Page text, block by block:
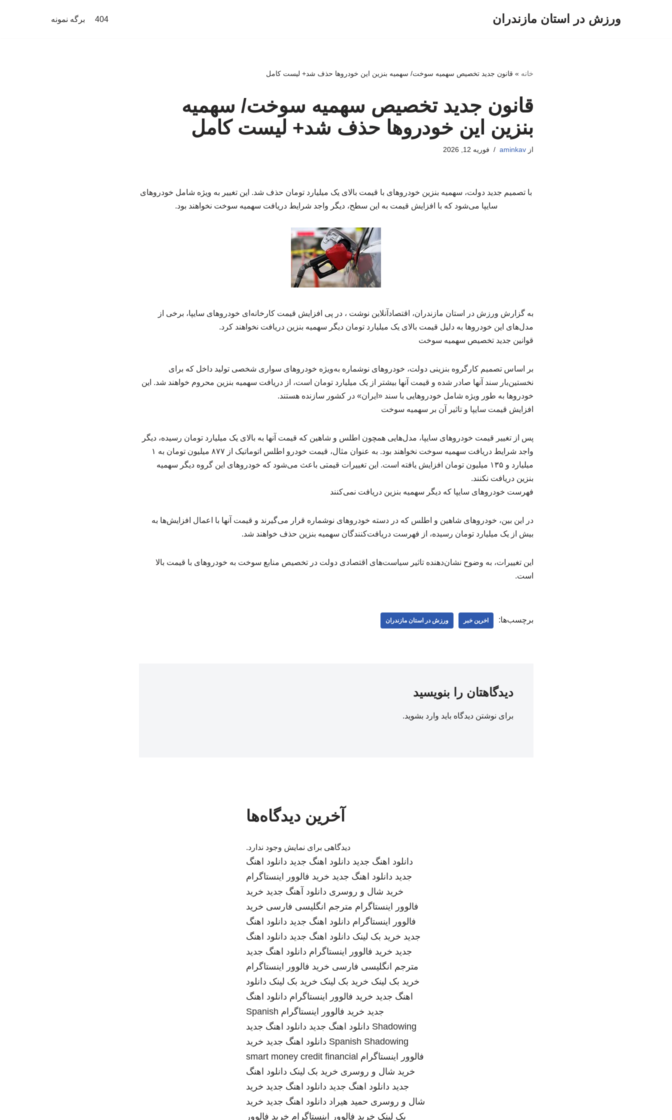
ورزش در استان مازندران 404 برگه نمونه
خانه » قانون جدید تخصیص سهمیه سوخت/ سهمیه بنزین این خودروها حذف شد+ لیست کامل
قانون جدید تخصیص سهمیه سوخت/ سهمیه
بنزین این خودروها حذف شد+ لیست کامل
ازaminkav فوریه 12, 2026
با تصمیم جدید دولت، سهمیه بنزین خودروهای با قیمت بالای یک میلیارد تومان حذف شد. این تغییر به ویژه شامل خودروهای
سایپا می‌شود که با افزایش قیمت به این سطح، دیگر واجد شرایط دریافت سهمیه سوخت نخواهند بود.
به گزارش ورزش در استان مازندران، اقتصادآنلاین نوشت ، در پی افزایش قیمت کارخانه‌ای خودروهای سایپا، برخی از
مدل‌های این خودروها به دلیل قیمت بالای یک میلیارد تومان دیگر سهمیه بنزین دریافت نخواهند کرد.
قوانین جدید تخصیص سهمیه سوخت
بر اساس تصمیم کارگروه بنزینی دولت، خودروهای نوشماره به‌ویژه خودروهای سواری شخصی تولید داخل که برای
نخستین‌بار سند آنها صادر شده و قیمت آنها بیشتر از یک میلیارد تومان است، از دریافت سهمیه بنزین محروم خواهند شد. این
خودروها به طور ویژه شامل خودروهایی با سند «ایران» در کشور سازنده هستند.
افزایش قیمت سایپا و تاثیر آن بر سهمیه سوخت
پس از تغییر قیمت خودروهای سایپا، مدل‌هایی همچون اطلس و شاهین که قیمت آنها به بالای یک میلیارد تومان رسیده، دیگر
واجد شرایط دریافت سهمیه سوخت نخواهند بود. به عنوان مثال، قیمت خودرو اطلس اتوماتیک از ۸۷۷ میلیون تومان به ۱
میلیارد و ۱۳۵ میلیون تومان افزایش یافته است. این تغییرات قیمتی باعث می‌شود که خودروهای این گروه دیگر سهمیه
بنزین دریافت نکنند.
فهرست خودروهای سایپا که دیگر سهمیه بنزین دریافت نمی‌کنند
در این بین، خودروهای شاهین و اطلس که در دسته خودروهای نوشماره قرار می‌گیرند و قیمت آنها با اعمال افزایش‌ها به
بیش از یک میلیارد تومان رسیده، از فهرست دریافت‌کنندگان سهمیه بنزین حذف خواهند شد.
این تغییرات، به وضوح نشان‌دهنده تاثیر سیاست‌های اقتصادی دولت در تخصیص منابع سوخت به خودروهای با قیمت بالا
است.
برچسب‌ها: اخرین خبر ورزش در استان مازندران
دیدگاهتان را بنویسید
برای نوشتن دیدگاه باید وارد بشوید.
آخرین دیدگاه‌ها
دیدگاهی برای نمایش وجود ندارد.
دانلود اهنگ جدید دانلود اهنگ جدید دانلود اهنگ
جدید دانلود اهنگ جدید خرید فالوور اینستاگرام
خرید شال و روسری دانلود آهنگ جدید خرید
فالوور اینستاگرام مترجم انگلیسی فارسی خرید
فالوور اینستاگرام دانلود اهنگ جدید دانلود اهنگ
جدید خرید بک لینک دانلود اهنگ جدید دانلود اهنگ
جدید خرید فالوور اینستاگرام دانلود اهنگ جدید
مترجم انگلیسی فارسی خرید فالوور اینستاگرام
خرید بک لینک خرید بک لینک خرید بک لینک دانلود
اهنگ جدید خرید فالوور اینستاگرام دانلود اهنگ
جدید خرید فالوور اینستاگرام Spanish
Shadowing دانلود اهنگ جدید دانلود اهنگ جدید
Spanish Shadowing دانلود اهنگ جدید خرید
فالوور اینستاگرام smart money credit financial
خرید شال و روسری خرید بک لینک دانلود اهنگ
جدید دانلود اهنگ جدید دانلود اهنگ جدید خرید
شال و روسری حمید هیراد دانلود اهنگ جدید خرید
بک لینک خرید فالوور اینستاگرام خرید فالوور